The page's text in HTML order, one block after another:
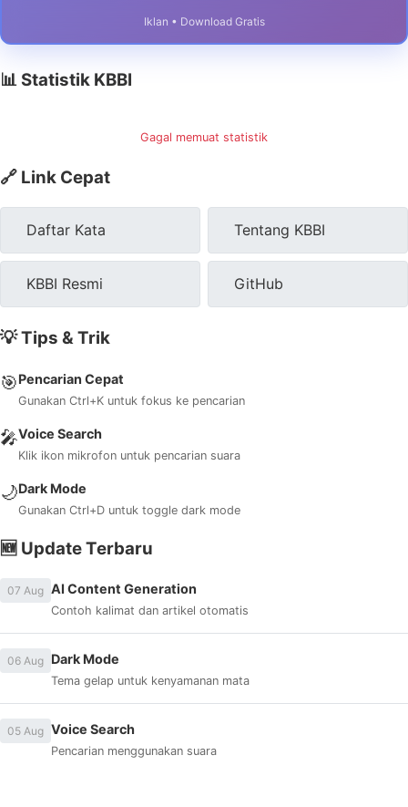
Iklan • Download Gratis
📊 Statistik KBBI
Gagal memuat statistik
🔗 Link Cepat
Daftar Kata Tentang KBBI
KBBI Resmi GitHub
💡 Tips & Trik
🎯Pencarian Cepat
Gunakan Ctrl+K untuk fokus ke pencarian
🎤Voice Search
Klik ikon mikrofon untuk pencarian suara
🌙Dark Mode
Gunakan Ctrl+D untuk toggle dark mode
🆕 Update Terbaru
07 Aug AI Content Generation
Contoh kalimat dan artikel otomatis
06 Aug Dark Mode
Tema gelap untuk kenyamanan mata
05 Aug Voice Search
Pencarian menggunakan suara